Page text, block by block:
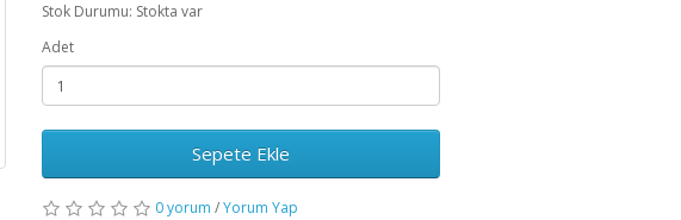
Stok Durumu: Stokta var
Adet
Sepete Ekle
0 yorum /Yorum Yap